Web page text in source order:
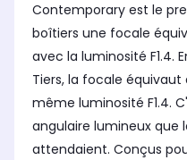
Objectif tropicalisé
Non
Contemporary est le
boîtiers une focale
avec la luminosité F1.4.
Tiers, la focale
même luminosité F1.4.
angulaire lumineux que
attendaient. Conçus